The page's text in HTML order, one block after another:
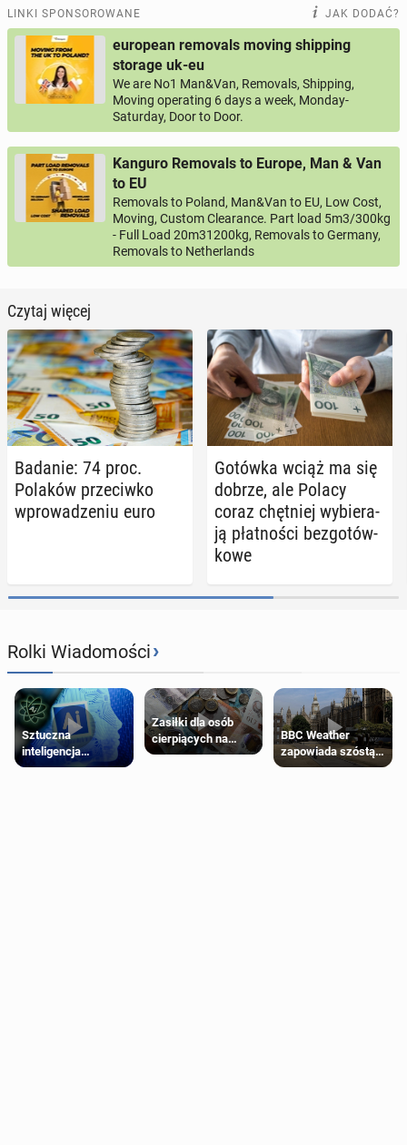
LINKI SPONSOROWANE JAK DODAĆ?
european removals moving shipping
storage uk-eu
We are No1 Man&Van, Removals, Shipping,
Moving operating 6 days a week, Monday-
Saturday, Door to Door.
Kanguro Removals to Europe, Man & Van
to EU
Removals to Poland, Man&Van to EU, Low Cost,
Moving, Custom Clearance. Part load 5m3/300kg
- Full Load 20m31200kg, Removals to Germany,
Removals to Netherlands
Czytaj więcej
Badanie: 74 proc.
Polaków prze­ciw­ko
wpro­wa­dze­niu euro
Gotówka wciąż ma się
dobrze, ale Polacy
coraz chęt­niej wy­bie­ra­
ją płat­no­ści bez­go­tów­
ko­we
Rolki Wiadomości›
Sztuczna
inteligencja
próbowała oszukać
Zasiłki dla osób
cierpiących na
schorzenia
BBC Weather
zapowiada szóstą
falę upałów w